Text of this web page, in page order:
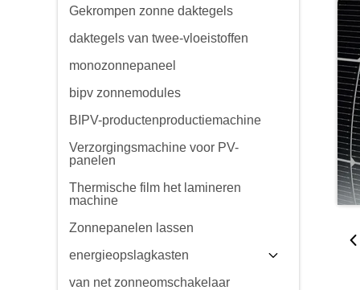
Gekrompen zonne daktegels
daktegels van twee-vloeistoffen
monozonnepaneel
bipv zonnemodules
BIPV-productenproductiemachine
Verzorgingsmachine voor PV-
panelen
Thermische film het lamineren
machine
Zonnepanelen lassen
energieopslagkasten
van net zonneomschakelaar